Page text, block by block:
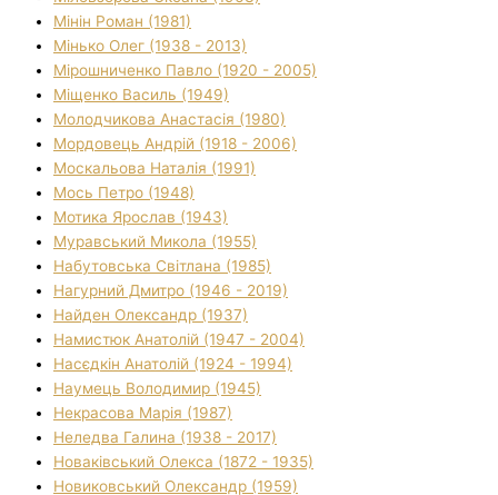
Мінін Роман (1981)
Мінько Олег (1938 - 2013)
Мірошниченко Павло (1920 - 2005)
Міщенко Василь (1949)
Молодчикова Анастасія (1980)
Мордовець Андрій (1918 - 2006)
Москальова Наталія (1991)
Мось Петро (1948)
Мотика Ярослав (1943)
Муравський Микола (1955)
Набутовська Світлана (1985)
Нагурний Дмитро (1946 - 2019)
Найден Олександр (1937)
Намистюк Анатолій (1947 - 2004)
Насєдкін Анатолій (1924 - 1994)
Наумець Володимир (1945)
Некрасова Марія (1987)
Неледва Галина (1938 - 2017)
Новаківський Олекса (1872 - 1935)
Новиковський Олександр (1959)